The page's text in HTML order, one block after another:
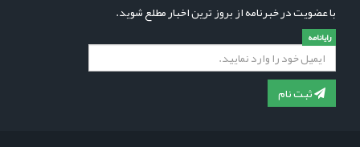
با عضویت در خبرنامه از بروز ترین اخبار مطلع شوید.
رایانامه
ثبت نام